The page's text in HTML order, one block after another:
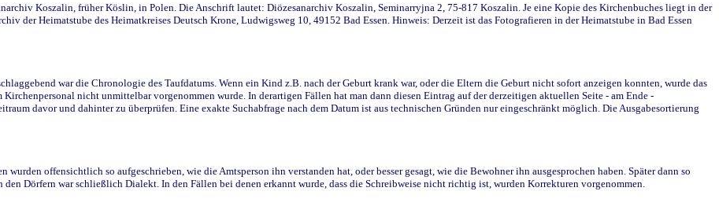
Koszalin, früher Köslin, in Polen. Die Anschrift lautet: Diözesanarchiv Koszalin, Seminarryjna 2, 75-817 Koszalin. Je eine Kopie des Kirchenbuches liegt in der
der Heimatstube des Heimatkreises Deutsch Krone, Ludwigsweg 10, 49152 Bad Essen. Hinweis: Derzeit ist das Fotografieren in der Heimatstube in Bad Essen
war die Chronologie des Taufdatums. Wenn ein Kind z.B. nach der Geburt krank war, oder die Eltern die Geburt nicht sofort anzeigen konnten, wurde das
nicht unmittelbar vorgenommen wurde. In derartigen Fällen hat man dann diesen Eintrag auf der derzeitigen aktuellen Seite - am Ende -
davor und dahinter zu überprüfen. Eine exakte Suchabfrage nach dem Datum ist aus technischen Gründen nur eingeschränkt möglich. Die Ausgabesortierung
offensichtlich so aufgeschrieben, wie die Amtsperson ihn verstanden hat, oder besser gesagt, wie die Bewohner ihn ausgesprochen haben. Später dann so
Dörfern war schließlich Dialekt. In den Fällen bei denen erkannt wurde, dass die Schreibweise nicht richtig ist, wurden Korrekturen vorgenommen.